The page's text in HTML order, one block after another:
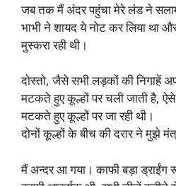
जब तक मैं अंदर पहुंचा मेरे लंड ने
भाभी ने शायद ये नोट कर लिया था
मुस्करा रही थी।
दोस्तो, जैसे सभी लड़कों की निगाहें
मटकते हुए कूल्हों पर चली जाती है,
मटकते हुए कूल्हों पर जा रही थी।
दोनों कूल्हों के बीच की दरार ने मुझे
मैं अन्दर आ गया। काफी बड़ा ड्राईंग